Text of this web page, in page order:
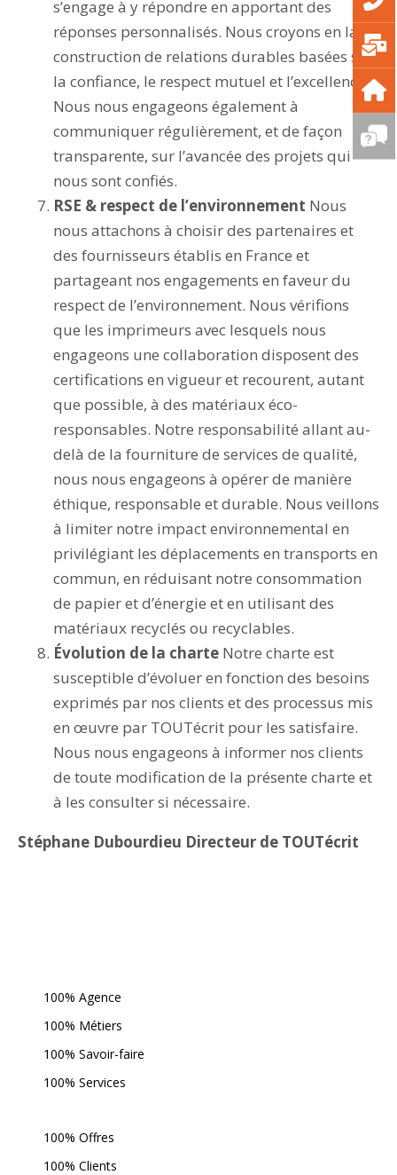
s’engage à y répondre en apportant des
réponses personnalisés. Nous croyons en la
construction de relations durables basées sur
la confiance, le respect mutuel et l’excellence.
Nous nous engageons également à
communiquer régulièrement, et de façon
transparente, sur l’avancée des projets qui
nous sont confiés.
RSE & respect de l’environnement Nous
nous attachons à choisir des partenaires et
des fournisseurs établis en France et
partageant nos engagements en faveur du
respect de l’environnement. Nous vérifions
que les imprimeurs avec lesquels nous
engageons une collaboration disposent des
certifications en vigueur et recourent, autant
que possible, à des matériaux éco-
responsables. Notre responsabilité allant au-
delà de la fourniture de services de qualité,
nous nous engageons à opérer de manière
éthique, responsable et durable. Nous veillons
à limiter notre impact environnemental en
privilégiant les déplacements en transports en
commun, en réduisant notre consommation
de papier et d’énergie et en utilisant des
matériaux recyclés ou recyclables.
Évolution de la charte Notre charte est
susceptible d’évoluer en fonction des besoins
exprimés par nos clients et des processus mis
en œuvre par TOUTécrit pour les satisfaire.
Nous nous engageons à informer nos clients
de toute modification de la présente charte et
à les consulter si nécessaire.
Stéphane Dubourdieu Directeur de TOUTécrit
100% Agence
100% Métiers
100% Savoir-faire
100% Services
100% Offres
100% Clients